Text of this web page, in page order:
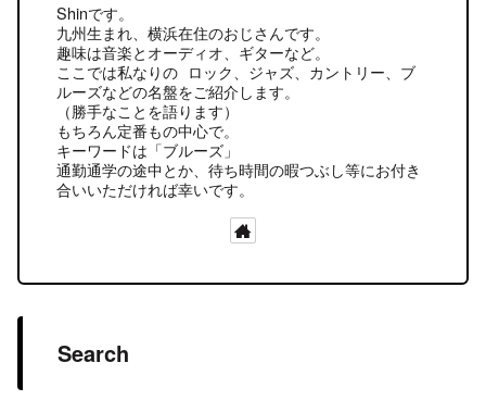
Shinです。
九州生まれ、横浜在住のおじさんです。
趣味は音楽とオーディオ、ギターなど。
ここでは私なりの ロック、ジャズ、カントリー、ブ
ルーズなどの名盤をご紹介します。
（勝手なことを語ります）
もちろん定番もの中心で。
キーワードは「ブルーズ」
通勤通学の途中とか、待ち時間の暇つぶし等にお付き
合いいただければ幸いです。
Search